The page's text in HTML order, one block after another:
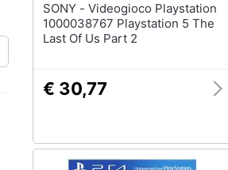
SONY - Videogioco Playstation
1000038767 Playstation 5 The
Last Of Us Part 2
€ 30,77